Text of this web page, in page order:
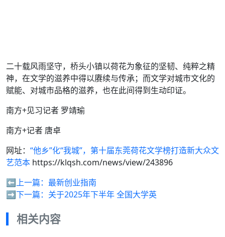
二十载风雨坚守，桥头小镇以荷花为象征的坚韧、纯粹之精
神，在文学的滋养中得以赓续与传承；而文学对城市文化的
赋能、对城市品格的滋养，也在此间得到生动印证。
南方+见习记者 罗靖瑜
南方+记者 唐卓
网址： “他乡”化“我城”，第十届东莞荷花文学榜打造新大众文
艺范本 https://klqsh.com/news/view/243896
⬅️上一篇： 最新创业指南
➡️下一篇： 关于2025年下半年 全国大学英
相关内容